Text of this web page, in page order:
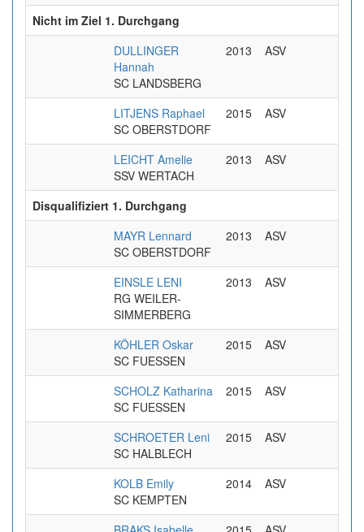
Nicht im Ziel 1. Durchgang
DULLINGER
Hannah
SC LANDSBERG
2013 ASV
LITJENS Raphael
SC OBERSTDORF
2015 ASV
LEICHT Amelie
SSV WERTACH
2013 ASV
Disqualifiziert 1. Durchgang
MAYR Lennard
SC OBERSTDORF
2013 ASV
EINSLE LENI
RG WEILER-
SIMMERBERG
2013 ASV
KÖHLER Oskar
SC FUESSEN
2015 ASV
SCHOLZ Katharina
SC FUESSEN
2015 ASV
SCHROETER Leni
SC HALBLECH
2015 ASV
KOLB Emily
SC KEMPTEN
2014 ASV